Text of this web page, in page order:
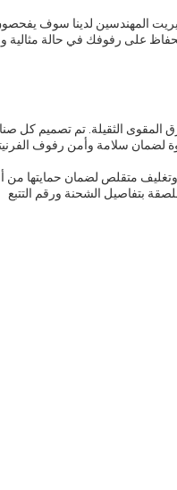
المهندسين لدينا سوف
على رفوفك في حالة
المقوى الثقيلة. تم تصميم كل
لضمان سلامة وأمن رفوف
وتغليف متقلص لضمان حمايتها
بتفاصيل الشحنة ورقم التتبع